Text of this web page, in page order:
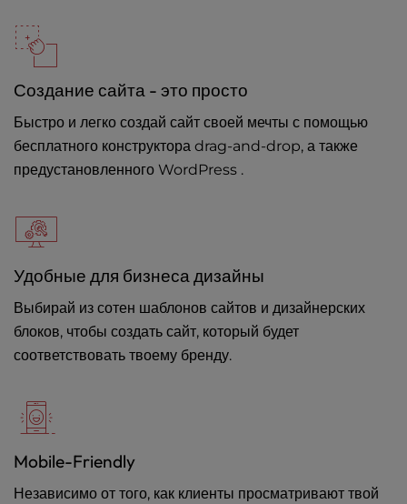
Создание сайта - это просто
Быстро и легко создай сайт своей мечты с помощью
бесплатного конструктора drag-and-drop, а также
предустановленного WordPress .
Удобные для бизнеса дизайны
Выбирай из сотен шаблонов сайтов и дизайнерских
блоков, чтобы создать сайт, который будет
соответствовать твоему бренду.
Mobile-Friendly
Независимо от того, как клиенты просматривают твой